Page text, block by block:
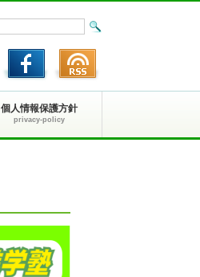
個人情報保護方針
privacy-policy